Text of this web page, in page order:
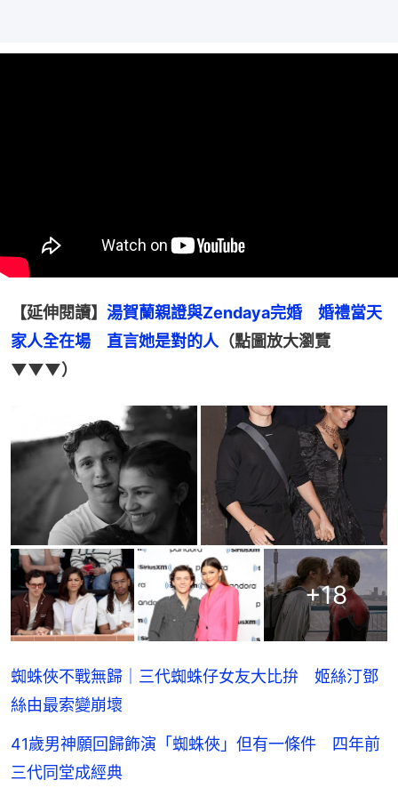
【延伸閱讀】 湯賀蘭親證與Zendaya完婚　婚禮當天
家人全在場　直言她是對的人 （點圖放大瀏覽
▼▼▼）
+18
蜘蛛俠不戰無歸｜三代蜘蛛仔女友大比拚 姬絲汀鄧
絲由最索變崩壞
41歲男神願回歸飾演「蜘蛛俠」但有一條件 四年前
三代同堂成經典